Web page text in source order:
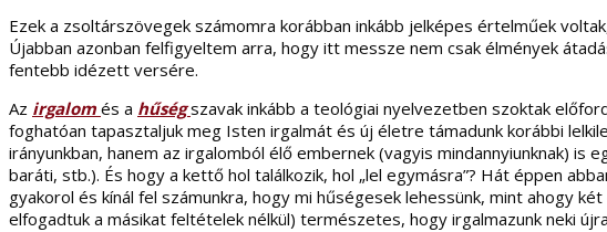
Ezek a zsoltárszövegek számomra korábban inkább jelképes értelműek
Újabban azonban felfigyeltem arra, hogy itt messze nem csak élmények
fentebb idézett versére.
Az irgalom és a hűségszavak inkább a teológiai nyelvezetben szoktak
foghatóan tapasztaljuk meg Isten irgalmát és új életre támadunk korábbi
irányunkban, hanem az irgalomból élő embernek (vagyis mindannyiunknak)
baráti, stb.). És hogy a kettő hol találkozik, hol „lel egymásra”? Hát éppen
gyakorol és kínál fel számunkra, hogy mi hűségesek lehessünk, mint ahogy
elfogadtuk a másikat feltételek nélkül) természetes, hogy irgalmazunk neki